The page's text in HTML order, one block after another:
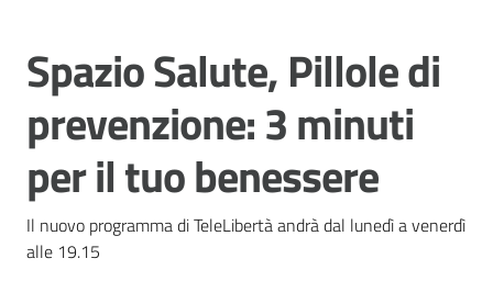
Sanitaria Locale
di Piacenza
Prestazioni
e
percorsi
di
cura
Salta al contenuto
Spazio Salute, Pillole di
prevenzione: 3 minuti
per il tuo benessere
Il nuovo programma di TeleLibertà andrà dal lunedì a venerdì
alle 19.15